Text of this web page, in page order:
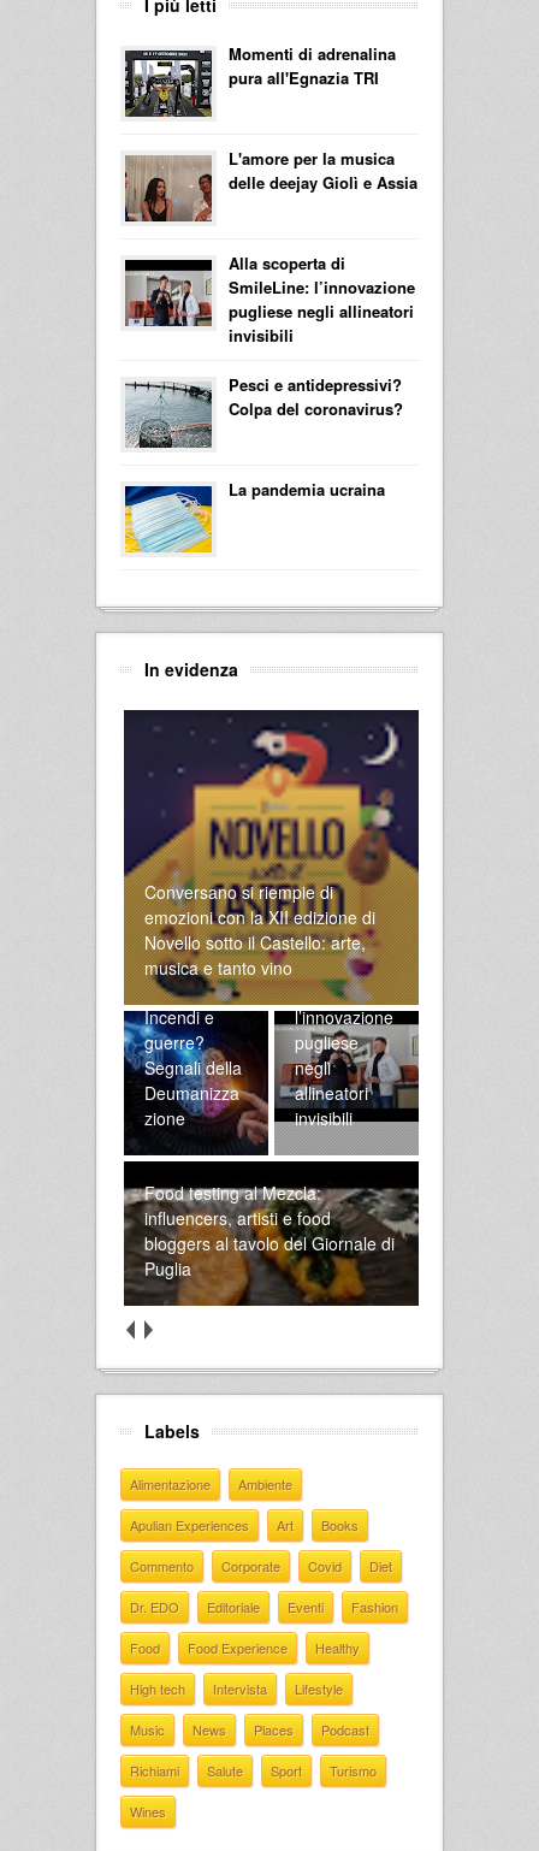
I più letti
Momenti di adrenalina
pura all'Egnazia TRI
L'amore per la musica
delle deejay Giolì e Assia
Alla scoperta di
SmileLine: l’innovazione
pugliese negli allineatori
invisibili
Pesci e antidepressivi?
Colpa del coronavirus?
La pandemia ucraina
In evidenza
Conversano si riempie di
emozioni con la XII edizione di
Novello sotto il Castello: arte,
musica e tanto vino
Incendi e
guerre?
Segnali della
Deumanizza
zione
Alla scoperta
di SmileLine:
l’innovazione
pugliese
negli
allineatori
invisibili
Food testing al Mezcla:
influencers, artisti e food
bloggers al tavolo del Giornale di
Puglia
Labels
Alimentazione Ambiente
Apulian Experiences Art Books
Commento Corporate Covid Diet
Dr. EDO Editoriale Eventi Fashion
Food Food Experience Healthy
High tech Intervista Lifestyle
Music News Places Podcast
Richiami Salute Sport Turismo
Wines